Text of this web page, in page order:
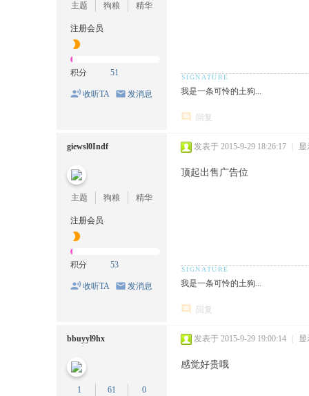
主题 狗粮 精华
注册会员
积分 51
收听TA 发消息 我是一条可怜的土狗...
回复
giewsl0Indf
主题 狗粮 精华
注册会员
积分 53
收听TA 发消息
发表于 2015-9-29 18:26:17 | 显
顶起出售广告位
我是一条可怜的土狗...
回复
bbuyyl9hx
1
61
0
发表于 2015-9-29 19:00:14 | 显
感觉好贵哦